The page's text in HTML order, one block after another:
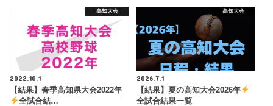
高知大会
2022.10.1
【結果】春季高知県大会2022年
全試合結…
高知大会
2026.7.1
【結果】夏の高知大会2026年
全試合結果一覧